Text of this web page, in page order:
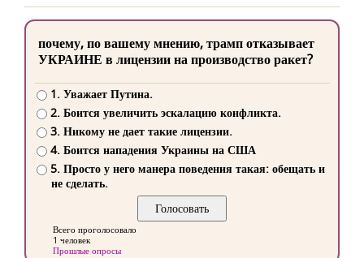
почему, по вашему мнению, трамп отказывает
УКРАИНЕ в лицензии на производство ракет?
1. Уважает Путина.
2. Боится увеличить эскалацию конфликта.
3. Никому не дает такие лицензии.
4. Боится нападения Украины на США
5. Просто у него манера поведения такая: обещать и
не сделать.
Всего проголосовало
1 человек
Прошлые опросы